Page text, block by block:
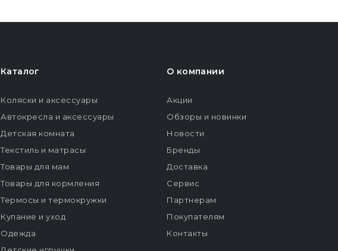
Каталог
Коляски и аксессуары
Автокресла и аксессуары
Детская комната
Текстиль и матрасы
Товары для мам
Товары для кормления
Термосы и термокружки
Купание и уход
Одежда
О компании
Акции
Обзоры и новинки
Новости
Бренды
Доставка
Сервис
Партнерам
Покупателям
Контакты